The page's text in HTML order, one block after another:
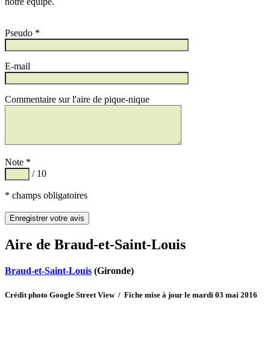
Pseudo *
E-mail
Commentaire sur l'aire de pique-nique
Note *
/ 10
* champs obligatoires
Aire de Braud-et-Saint-Louis
Braud-et-Saint-Louis (Gironde)
Crédit photo Google Street View / Fiche mise à jour le mardi 03 mai 2016